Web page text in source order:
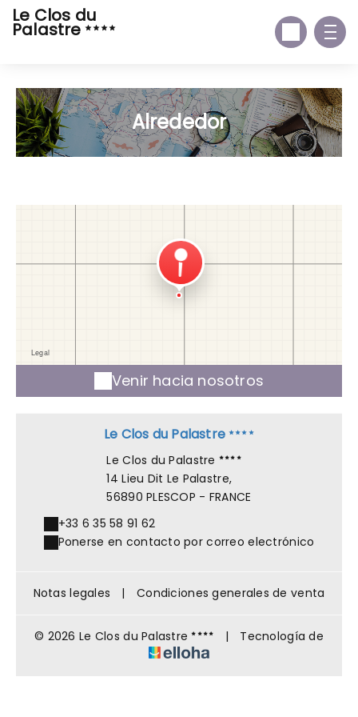
Le Clos du
Palastre
Alrededor
Venir hacia nosotros
Le Clos du Palastre
Le Clos du Palastre
14 Lieu Dit Le Palastre,
56890 PLESCOP - FRANCE
+33 6 35 58 91 62
Ponerse en contacto por correo electrónico
Notas legales | Condiciones generales de venta
© 2026 Le Clos du Palastre | Tecnología de